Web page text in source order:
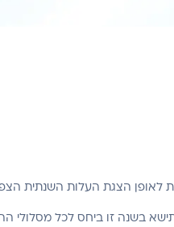
בשנה זו ביחס לכל מסלולי